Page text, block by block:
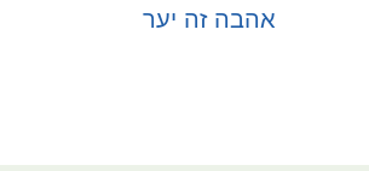
אהבה זה יער